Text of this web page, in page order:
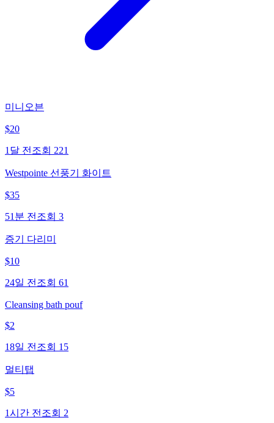
미니오븐
$20
1달 전 조회 221
Westpointe 선풍기 화이트
$35
51분 전 조회 3
증기 다리미
$10
24일 전 조회 61
Cleansing bath pouf
$2
18일 전 조회 15
멀티탭
$5
1시간 전 조회 2